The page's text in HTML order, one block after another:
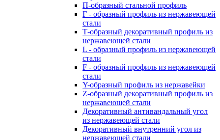
П-образный стальной профиль
Г - образный профиль из нержавеющей
стали
Т-образный декоративный профиль из
нержавеющей стали
L - образный профиль из нержавеющей
стали
F - образный профиль из нержавеющей
стали
Y-образный профиль из нержавейки
Z-образный декоративный профиль из
нержавеющей стали
Декоративный антивандальный угол
из нержавеющей стали
Декоративный внутренний угол из
нержавеющей стали